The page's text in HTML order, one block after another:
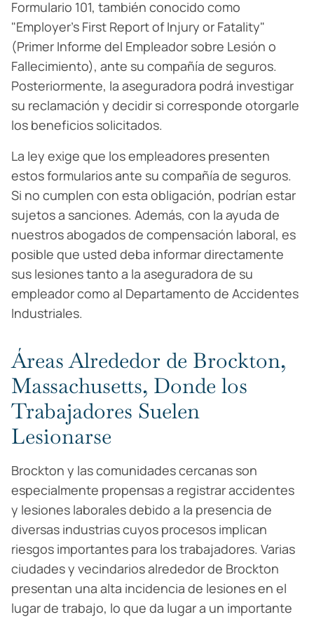
Formulario 101, también conocido como
"Employer's First Report of Injury or Fatality"
(Primer Informe del Empleador sobre Lesión o
Fallecimiento), ante su compañía de seguros.
Posteriormente, la aseguradora podrá investigar
su reclamación y decidir si corresponde otorgarle
los beneficios solicitados.
La ley exige que los empleadores presenten
estos formularios ante su compañía de seguros.
Si no cumplen con esta obligación, podrían estar
sujetos a sanciones. Además, con la ayuda de
nuestros abogados de compensación laboral, es
posible que usted deba informar directamente
sus lesiones tanto a la aseguradora de su
empleador como al Departamento de Accidentes
Industriales.
Áreas Alrededor de Brockton,
Massachusetts, Donde los
Trabajadores Suelen
Lesionarse
Brockton y las comunidades cercanas son
especialmente propensas a registrar accidentes
y lesiones laborales debido a la presencia de
diversas industrias cuyos procesos implican
riesgos importantes para los trabajadores. Varias
ciudades y vecindarios alrededor de Brockton
presentan una alta incidencia de lesiones en el
lugar de trabajo, lo que da lugar a un importante